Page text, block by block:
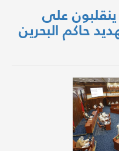
على
حاكم البحرين